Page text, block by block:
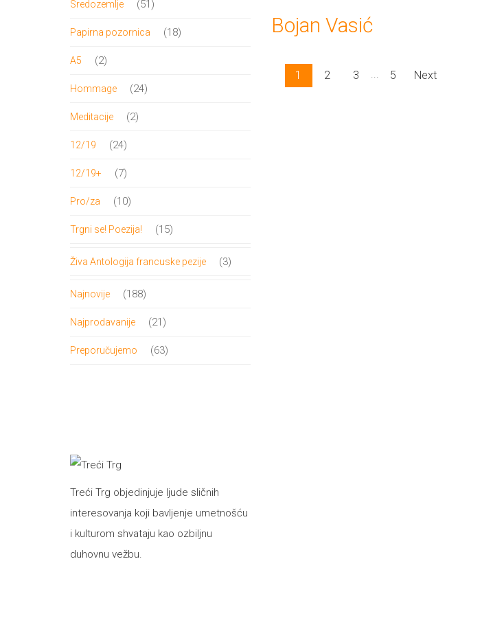
Bojan Vasić
1 2 3 ... 5 Next
Sredozemlje 5151
Papirna pozornica 1818
A5 22
Hommage 2424
Meditacije 22
12/19 2424
12/19+ 77
Pro/za 1010
Trgni se! Poezija! 1515
Živa Antologija francuske pezije 33
Najnovije 188188
Najprodavanije 2121
Preporučujemo 6363
Treći Trg objedinjuje ljude sličnih
interesovanja koji bavljenje umetnošću
i kulturom shvataju kao ozbiljnu
duhovnu vežbu.